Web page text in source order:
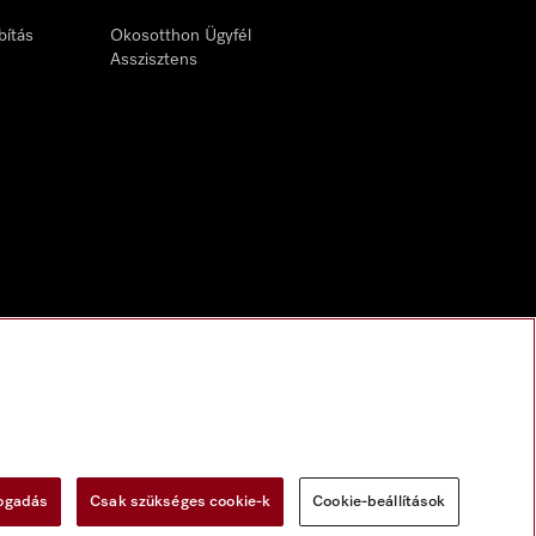
Okosotthon Ügyfél
Asszisztens
Csak szükséges cookie-k Cookie-beállítások